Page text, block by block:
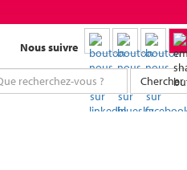
Nous suivre
Chercher